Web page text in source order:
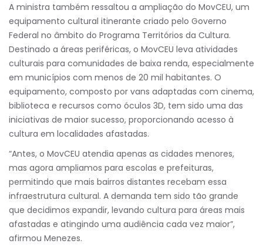
A ministra também ressaltou a ampliação do MovCEU, um
equipamento cultural itinerante criado pelo Governo
Federal no âmbito do Programa Territórios da Cultura.
Destinado a áreas periféricas, o MovCEU leva atividades
culturais para comunidades de baixa renda, especialmente
em municípios com menos de 20 mil habitantes. O
equipamento, composto por vans adaptadas com cinema,
biblioteca e recursos como óculos 3D, tem sido uma das
iniciativas de maior sucesso, proporcionando acesso à
cultura em localidades afastadas.
“Antes, o MovCEU atendia apenas as cidades menores,
mas agora ampliamos para escolas e prefeituras,
permitindo que mais bairros distantes recebam essa
infraestrutura cultural. A demanda tem sido tão grande
que decidimos expandir, levando cultura para áreas mais
afastadas e atingindo uma audiência cada vez maior”,
afirmou Menezes.